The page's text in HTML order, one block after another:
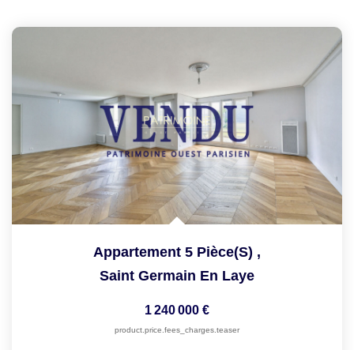
Appartement 5 Pièce(s) ,
Saint Germain En Laye
1 240 000 €
product.price.fees_charges.teaser